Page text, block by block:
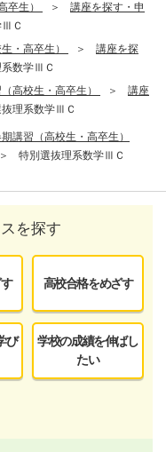
卒生）
講座を探す・申
ⅢＣ
・高卒生）
講座を探
系数学ⅢＣ
高校生・高卒生）
講座
抜理系数学ⅢＣ
講習（高校生・高卒生）
特別選抜理系数学ⅢＣ
を探す
高校合格をめざす
び
学校の成績を伸ばし
たい